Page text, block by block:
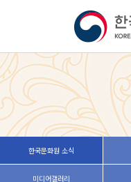
한국문화원 소식
미디어갤러리